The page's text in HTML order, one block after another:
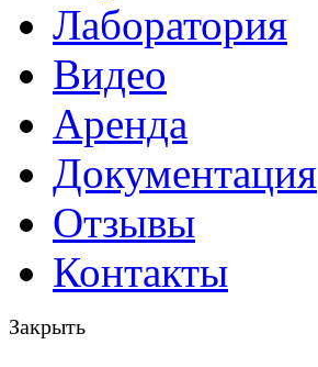
Лаборатория
Видео
Аренда
Документация
Отзывы
Контакты
Закрыть